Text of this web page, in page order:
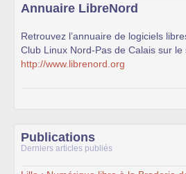
Annuaire LibreNord
Retrouvez l’annuaire de logiciels
Club Linux Nord-Pas de Calais sur le
http://www.librenord.org
Publications
Derniers articles publiés